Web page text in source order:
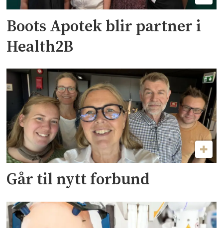
Boots Apotek blir partner i
Health2B
Går til nytt forbund